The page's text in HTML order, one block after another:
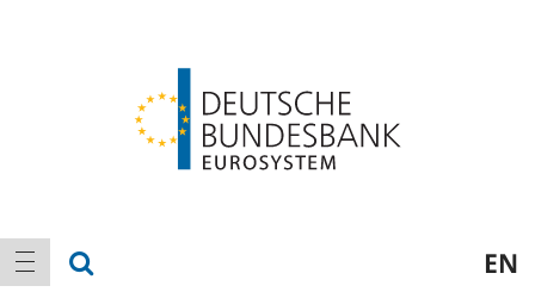
Hauptnavigation
Navigation anzeigen EN